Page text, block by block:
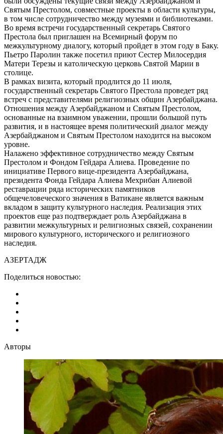
Святым Престолом, совместные проекты в области культуры,
в том числе сотрудничество между музеями и библиотеками.
Во время встречи государственный секретарь Святого
Престола был приглашен на Всемирный форум по
межкультурному диалогу, который пройдет в этом году в Баку.
Пьетро Паролин также посетил приют Сестер Милосердия
Матери Терезы и католическую церковь Святой Марии в
столице.
В рамках визита, который продлится до 11 июля,
государственный секретарь Святого Престола проведет ряд
встреч с представителями религиозных общин Азербайджана.
Отношения между Азербайджаном и Святым Престолом,
основанные на взаимном уважении, прошли большой путь
развития, и в настоящее время политический диалог между
Азербайджаном и Святым Престолом находится на высоком
уровне.
Налажено эффективное сотрудничество между Святым
Престолом и Фондом Гейдара Алиева. Проведение по
инициативе Первого вице-президента Азербайджана,
президента Фонда Гейдара Алиева Мехрибан Алиевой
реставрации ряда исторических памятников
общечеловеческого значения в Ватикане является важным
вкладом в защиту культурного наследия. Реализация этих
проектов еще раз подтверждает роль Азербайджана в
развитии межкультурных и религиозных связей, сохранении
мирового культурного, исторического и религиозного
наследия.
АЗЕРТАДЖ
Поделиться новостью:
Авторы